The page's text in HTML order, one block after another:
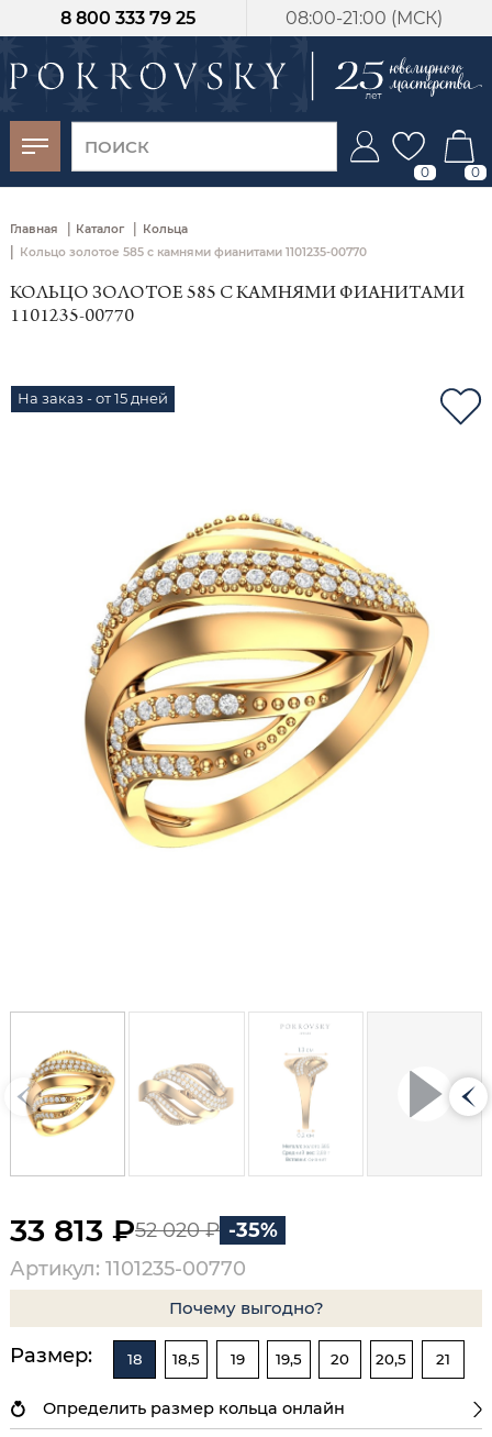
08:00-21:00 (МСК)
8 800 333 79 25
0 0
Главная | Каталог | Кольца
| Кольцо золотое 585 с камнями фианитами 1101235-00770
КОЛЬЦО ЗОЛОТОЕ 585 С КАМНЯМИ ФИАНИТАМИ
1101235-00770
На заказ - от 15 дней
33 813 ₽52 020 ₽ -35%
Артикул: 1101235-00770
Почему выгодно?
Размер: 18 18,5 19 19,5 20 20,5 21
Определить размер кольца онлайн
-30%
от 15 дней с
момента оплаты